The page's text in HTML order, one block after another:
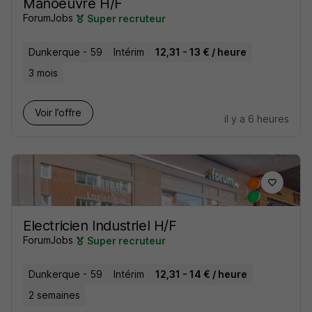
ForumJobs Super recruteur
Dunkerque - 59 Intérim
12,31 - 13 € / heure
3 mois
Voir l’offre
il y a 6 heures
Electricien Industriel H/F
ForumJobs Super recruteur
Dunkerque - 59 Intérim
12,31 - 14 € / heure
2 semaines